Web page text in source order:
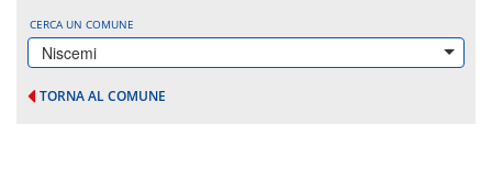
CERCA UN COMUNE
Niscemi
TORNA AL COMUNE